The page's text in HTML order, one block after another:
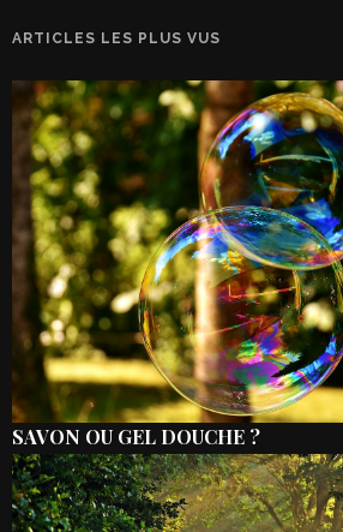
ARTICLES LES PLUS VUS
SAVON OU GEL DOUCHE ?